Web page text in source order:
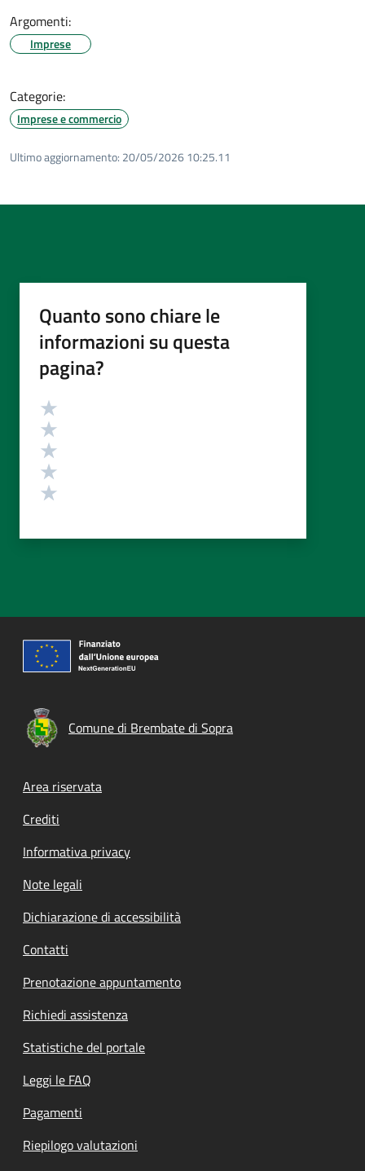
Argomenti:
Imprese
Categorie:
Imprese e commercio
Ultimo aggiornamento: 20/05/2026 10:25.11
Quanto sono chiare le
informazioni su questa
pagina?
Valutazione
Comune di Brembate di Sopra
Footer menu
Area riservata
Crediti
Informativa privacy
Note legali
Dichiarazione di accessibilità
Contatti
Prenotazione appuntamento
Richiedi assistenza
Statistiche del portale
Leggi le FAQ
Pagamenti
Riepilogo valutazioni